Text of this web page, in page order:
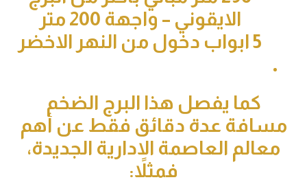
الايقوني – واجهة 200 متر
كما يفصل هذا البرج الضخم
عدة دقائق فقط عن أهم
العاصمة الادارية الجديدة،
فمثلاً: